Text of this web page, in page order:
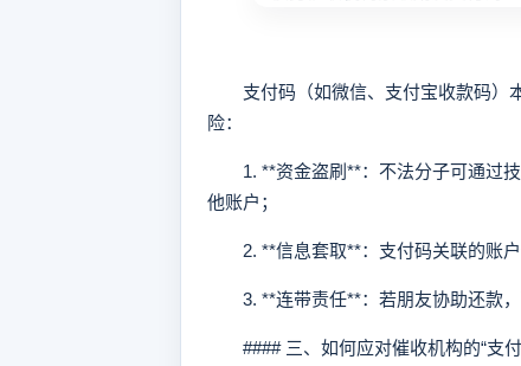
支付码（如微信、支付宝收款码）
险：
1. **资金盗刷**：不法分子可通过技
他账户；
2. **信息套取**：支付码关联的账户
3. **连带责任**：若朋友协助还款，
#### 三、如何应对催收机构的“支付